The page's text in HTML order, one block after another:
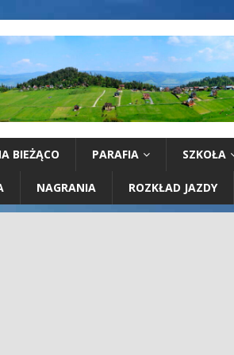
BIEŻĄCO PARAFIA SZKOŁA
NAGRANIA ROZKŁAD JAZDY